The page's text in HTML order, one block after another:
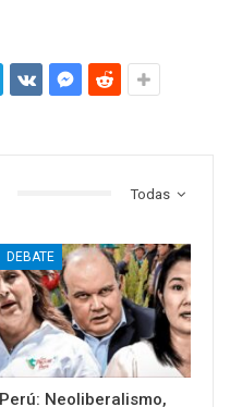
Todas
DEBATE
Perú: Neoliberalismo,